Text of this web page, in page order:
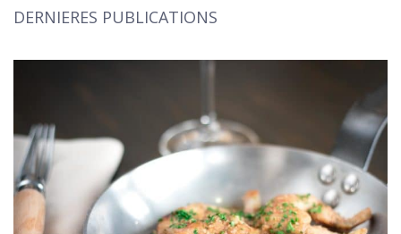
DERNIERES PUBLICATIONS